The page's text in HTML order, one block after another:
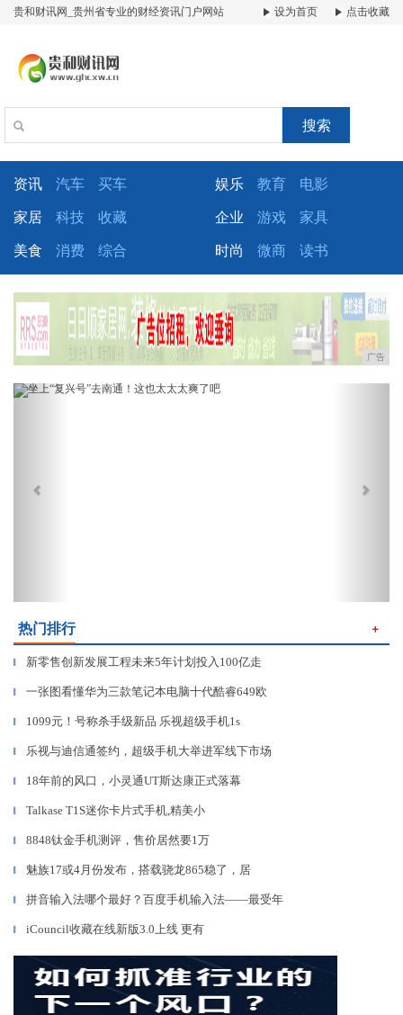
贵和财讯网_贵州省专业的财经资讯门户网站 设为首页 点击收藏
搜索
资讯 汽车 买车 娱乐 教育 电影
家居 科技 收藏 企业 游戏 家具
美食 消费 综合 时尚 微商 读书
广告
Previous
热门排行 ＋
▎ 新零售创新发展工程未来5年计划投入100亿走
▎ 一张图看懂华为三款笔记本电脑十代酷睿649欧
▎ 1099元！号称杀手级新品 乐视超级手机1s
▎ 乐视与迪信通签约，超级手机大举进军线下市场
▎ 18年前的风口，小灵通UT斯达康正式落幕
▎ Talkase T1S迷你卡片式手机,精美小
▎ 8848钛金手机测评，售价居然要1万
▎ 魅族17或4月份发布，搭载骁龙865稳了，居
▎ 拼音输入法哪个最好？百度手机输入法——最受年
▎ iCouncil收藏在线新版3.0上线 更有